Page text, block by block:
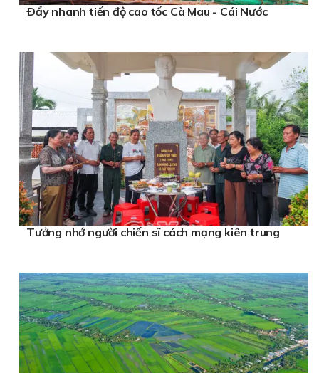
Ðẩy nhanh tiến độ cao tốc Cà Mau - Cái Nước
Tưởng nhớ người chiến sĩ cách mạng kiên trung